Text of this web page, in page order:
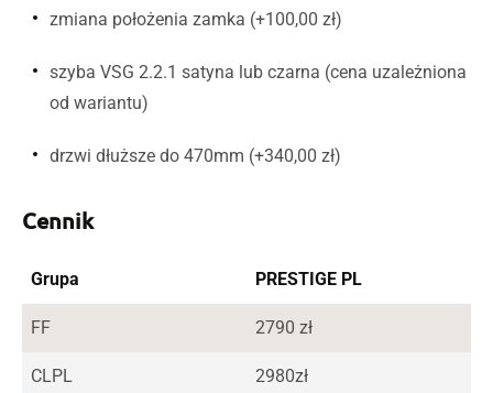
zmiana położenia zamka (+100,00 zł)
szyba VSG 2.2.1 satyna lub czarna (cena uzależniona
od wariantu)
drzwi dłuższe do 470mm (+340,00 zł)
Cennik
Grupa PRESTIGE PL
FF 2790 zł
CLPL 2980zł